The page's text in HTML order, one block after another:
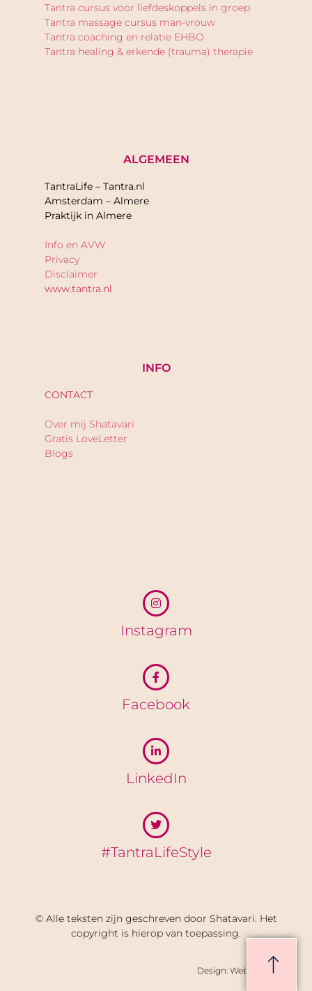
Tantra cursus voor liefdeskoppels in groep
Tantra massage cursus man-vrouw
Tantra coaching en relatie EHBO
Tantra healing & erkende (trauma) therapie
ALGEMEEN
TantraLife – Tantra.nl
Amsterdam – Almere
Praktijk in Almere
Info en AVW
Privacy
Disclaimer
www.tantra.nl
INFO
CONTACT
Over mij Shatavari
Gratis LoveLetter
Blogs
Instagram
Facebook
LinkedIn
#TantraLifeStyle
© Alle teksten zijn geschreven door Shatavari. Het
copyright is hierop van toepassing.
Design: WebScreen bv